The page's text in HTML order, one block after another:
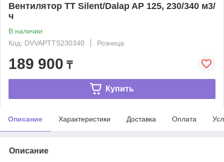
Вентилятор TT Silent/Dalap AP 125, 230/340 м3/
ч
В наличии
Код: DVVAPTTS230340
Розница
189 900 ₸
Купить
Описание Характеристики Доставка Оплата
Описание